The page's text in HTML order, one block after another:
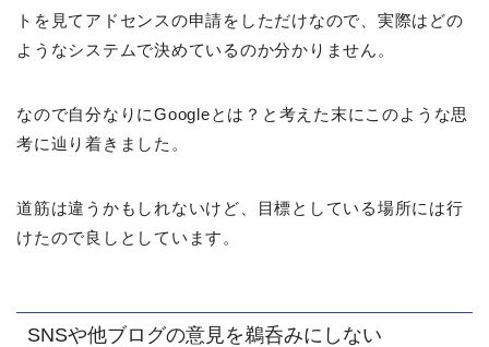
トを見てアドセンスの申請をしただけなので、実際はどの
ようなシステムで決めているのか分かりません。
なので自分なりにGoogleとは？と考えた末にこのような思
考に辿り着きました。
道筋は違うかもしれないけど、目標としている場所には行
けたので良しとしています。
SNSや他ブログの意見を鵜呑みにしない